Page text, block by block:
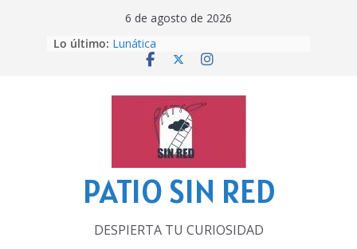
6 de agosto de 2026
Lo último: Lunática
Pero, hasta entonces…
‘La broma infinita’ de recomendar
lecturas veraniegas
Otra del Mundial
PATIO SIN RED
DESPIERTA TU CURIOSIDAD